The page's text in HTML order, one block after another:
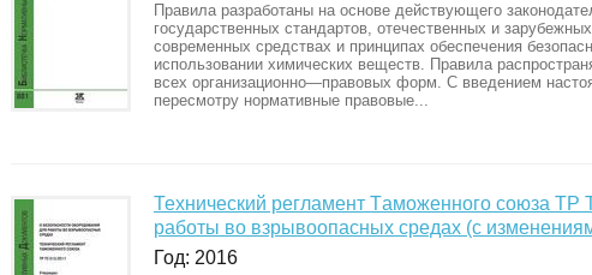
Правила разработаны на основе действующего
государственных стандартов, отечественных и
современных средствах и принципах обеспечения
использовании химических веществ. Правила
всех организационно—правовых форм. С введением
пересмотру нормативные правовые...
Технический регламент Tаможенного союза
работы во взрывоопасных средах (с
Год: 2016